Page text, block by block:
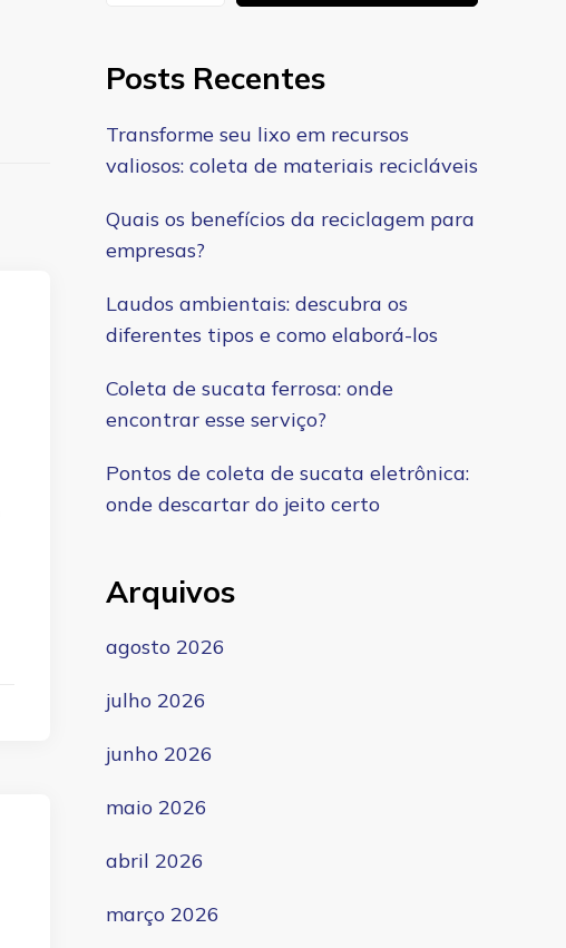
Posts Recentes
Transforme seu lixo em recursos
valiosos: coleta de materiais recicláveis
Quais os benefícios da reciclagem para
empresas?
Laudos ambientais: descubra os
diferentes tipos e como elaborá-los
Coleta de sucata ferrosa: onde
encontrar esse serviço?
Pontos de coleta de sucata eletrônica:
onde descartar do jeito certo
Arquivos
agosto 2026
julho 2026
junho 2026
maio 2026
abril 2026
março 2026